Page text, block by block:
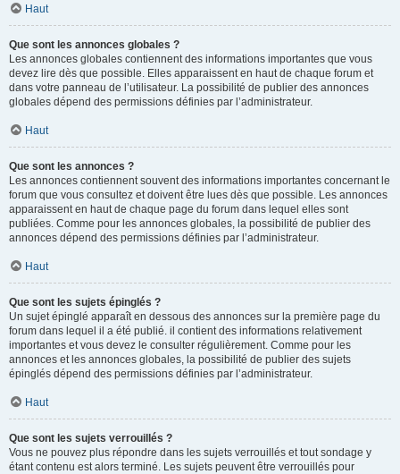
Haut
Que sont les annonces globales ?
Les annonces globales contiennent des informations importantes que vous
devez lire dès que possible. Elles apparaissent en haut de chaque forum et
dans votre panneau de l’utilisateur. La possibilité de publier des annonces
globales dépend des permissions définies par l’administrateur.
Haut
Que sont les annonces ?
Les annonces contiennent souvent des informations importantes concernant le
forum que vous consultez et doivent être lues dès que possible. Les annonces
apparaissent en haut de chaque page du forum dans lequel elles sont
publiées. Comme pour les annonces globales, la possibilité de publier des
annonces dépend des permissions définies par l’administrateur.
Haut
Que sont les sujets épinglés ?
Un sujet épinglé apparaît en dessous des annonces sur la première page du
forum dans lequel il a été publié. il contient des informations relativement
importantes et vous devez le consulter régulièrement. Comme pour les
annonces et les annonces globales, la possibilité de publier des sujets
épinglés dépend des permissions définies par l’administrateur.
Haut
Que sont les sujets verrouillés ?
Vous ne pouvez plus répondre dans les sujets verrouillés et tout sondage y
étant contenu est alors terminé. Les sujets peuvent être verrouillés pour